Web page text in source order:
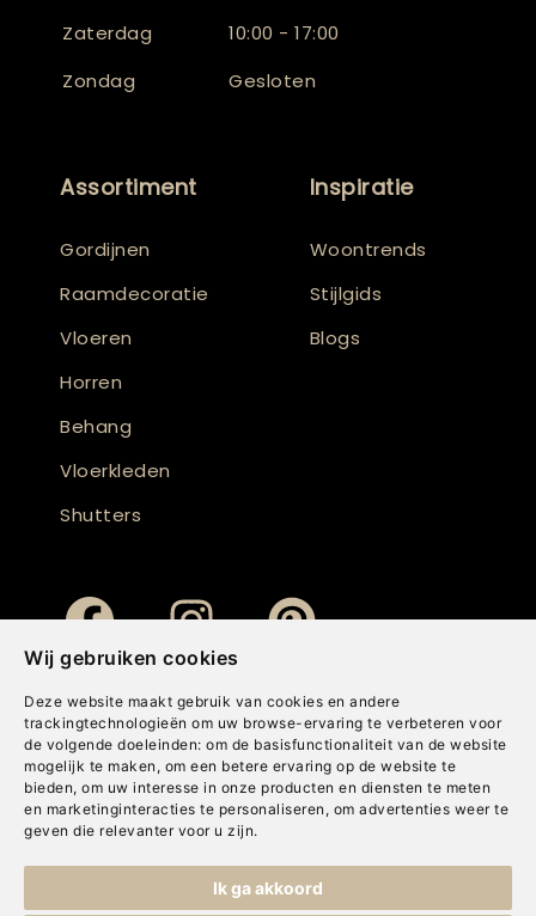
Wij gebruiken cookies
Deze website maakt gebruik van cookies en andere
trackingtechnologieën om uw browse-ervaring te verbeteren voor
de volgende doeleinden: om de basisfunctionaliteit van de website
mogelijk te maken , om een betere ervaring op de website te
bieden, om uw interesse in onze producten en diensten te meten
en marketinginteracties te personaliseren , om advertenties weer te
geven die relevanter voor u zijn.
Ik ga akkoord
Zaterdag
10:00 - 17:00
Zondag
Gesloten
Assortiment
Gordijnen
Raamdecoratie
Vloeren
Horren
Behang
Vloerkleden
Shutters
Inspiratie
Woontrends
Stijlgids
Blogs
Cookies